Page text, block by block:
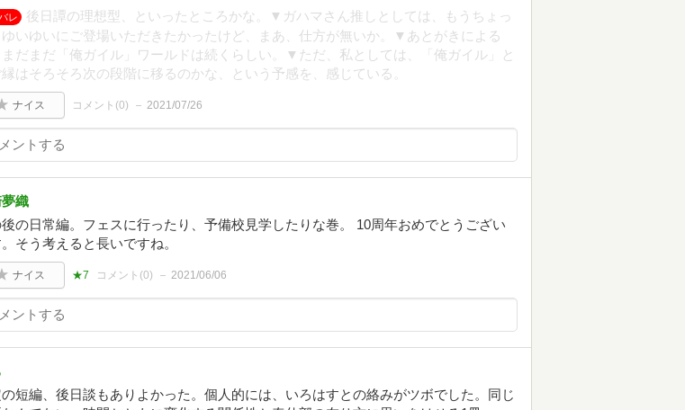
レ
後日譚の理想型、といったところかな。▼ガハマさん推しとしては、もうちょっ
ゆいゆいにご登場いただきたかったけど、まあ、仕方が無いか。▼あとがきによる
まだまだ「俺ガイル」ワールドは続くらしい。▼ただ、私としては、「俺ガイル」と
はそろそろ次の段階に移るのかな、という予感を、感じている。
ナイス コメント(0) 2021/07/26
織
の日常編。フェスに行ったり、予備校見学したりな巻。 10周年おめでとうござい
。そう考えると長いですね。
ナイス ★7 コメント(0) 2021/06/06
短編、後日談もありよかった。個人的には、いろはすとの絡みがツボでした。同じ